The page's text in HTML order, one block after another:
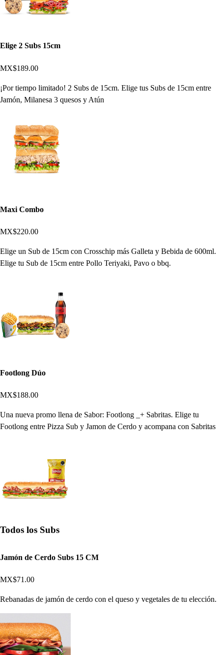
Elige 2 Subs 15cm
MX$189.00
¡Por tiempo limitado! 2 Subs de 15cm. Elige tus Subs de 15cm entre
Jamón, Milanesa 3 quesos y Atún
Maxi Combo
MX$220.00
Elige un Sub de 15cm con Crosschip más Galleta y Bebida de 600ml.
Elige tu Sub de 15cm entre Pollo Teriyaki, Pavo o bbq.
Footlong Dúo
MX$188.00
Una nueva promo llena de Sabor: Footlong _+ Sabritas. Elige tu
Footlong entre Pizza Sub y Jamon de Cerdo y acompana con Sabritas
Todos los Subs
Jamón de Cerdo Subs 15 CM
MX$71.00
Rebanadas de jamón de cerdo con el queso y vegetales de tu elección.